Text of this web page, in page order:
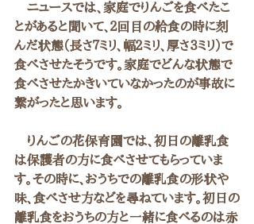
ニュースでは、家庭でりんごを食べたこ
とがあると聞いて、２回目の給食の時に刻
んだ状態（長さ７ミリ、幅２ミリ、厚さ３ミリ）で
食べさせたそうです。家庭でどんな状態で
食べさせたかきいていなかったのが事故に
繋がったと思います。
りんごの花保育園では、初日の離乳食
は保護者の方に食べさせてもらっていま
す。その時に、おうちでの離乳食の形状や
味、食べさせ方などを尋ねています。初日の
離乳食をおうちの方と一緒に食べるのは赤